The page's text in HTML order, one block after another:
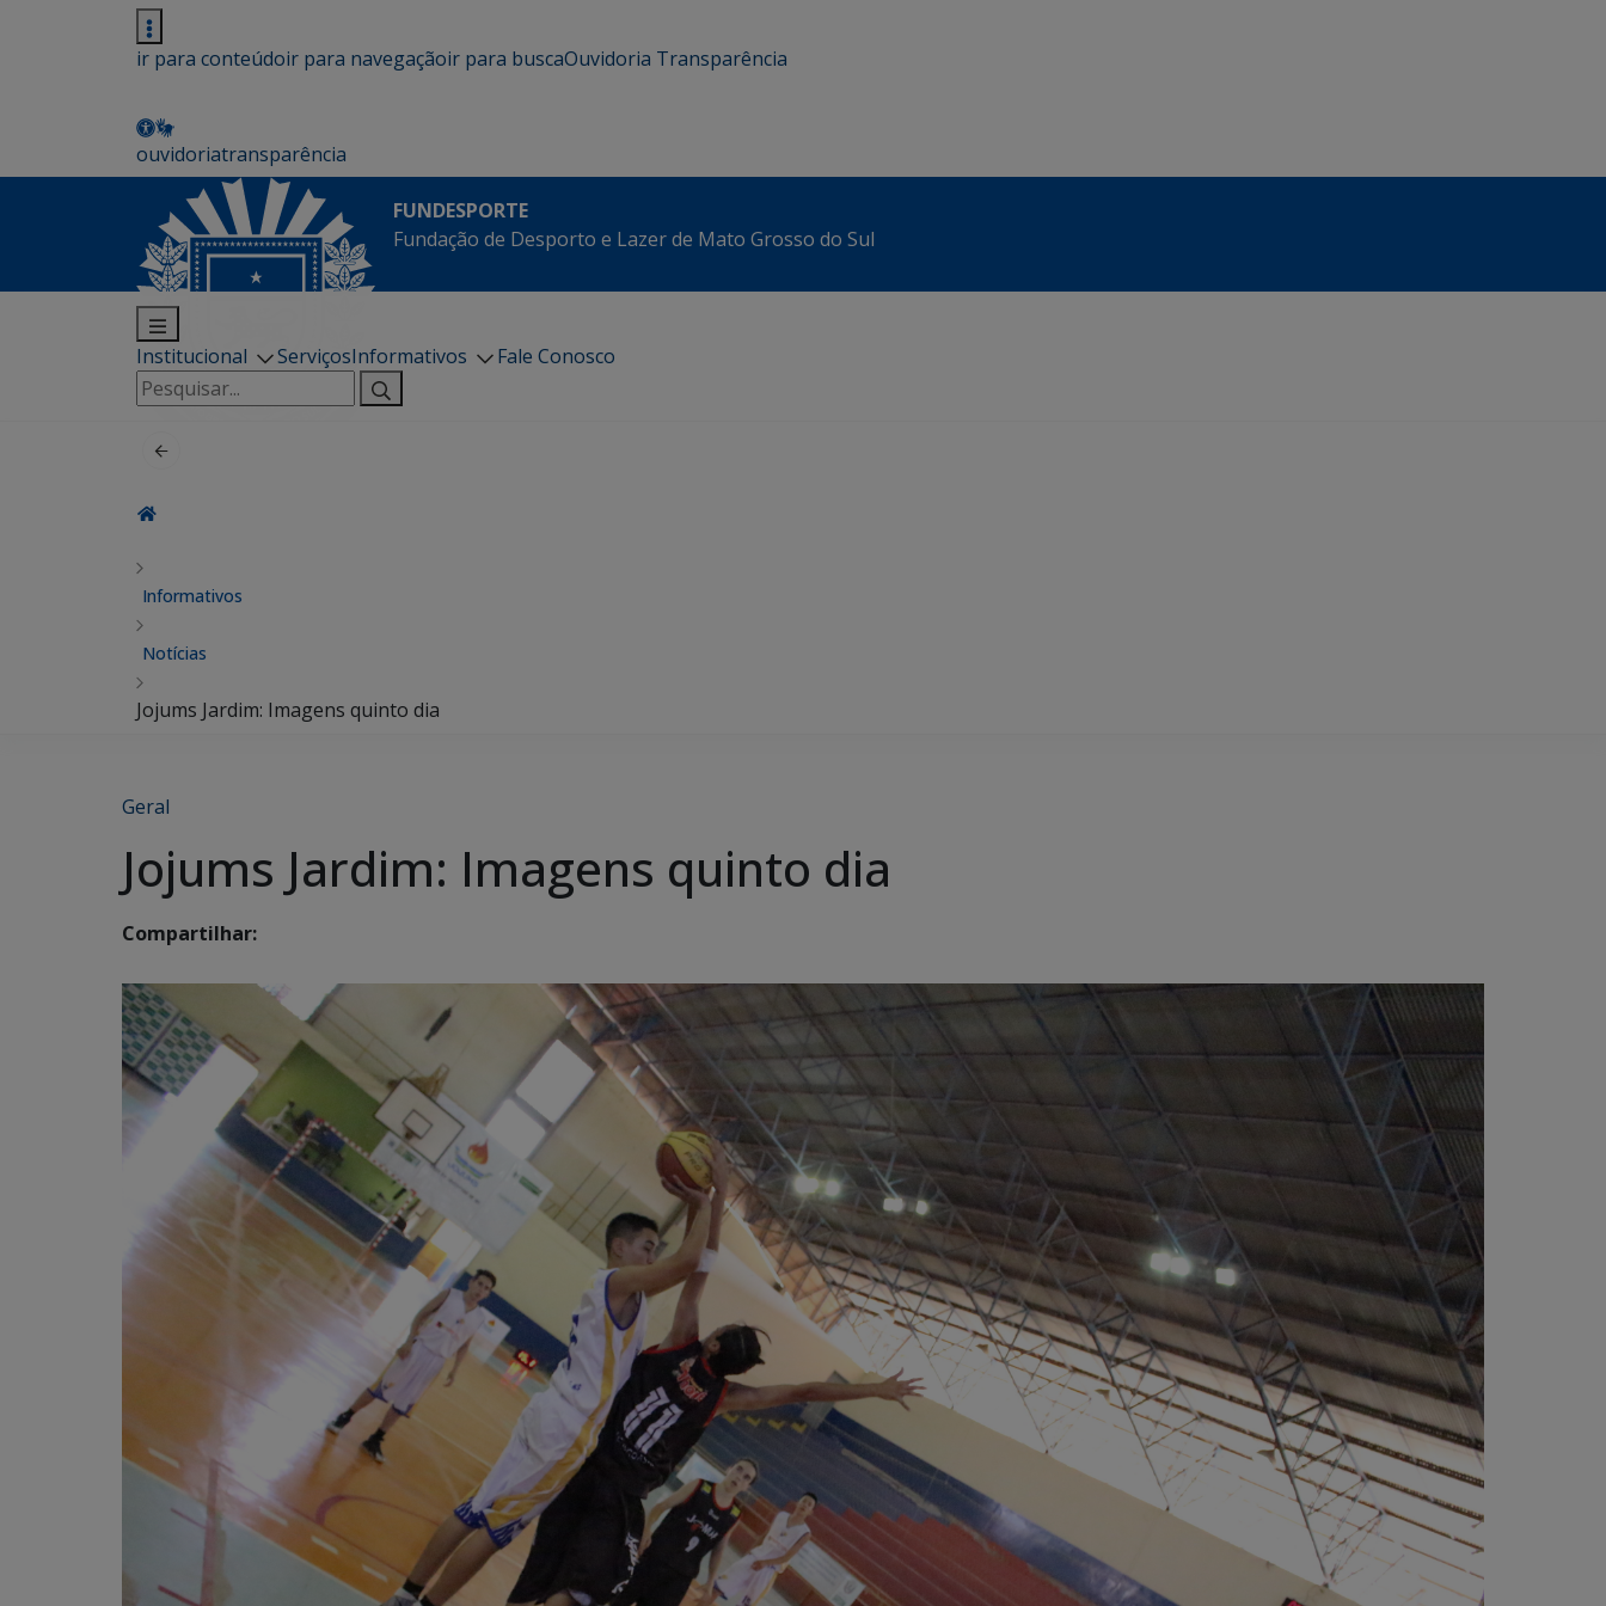
ir para conteúdoir para navegaçãoir para buscaOuvidoria Transparência
ouvidoriatransparência
FUNDESPORTE
Fundação de Desporto e Lazer de Mato Grosso do Sul
Institucional ServiçosInformativos
Fale Conosco
Pesquisar
por:
Informativos
Notícias
Jojums Jardim: Imagens quinto dia
Geral
Jojums Jardim: Imagens quinto dia
Compartilhar: